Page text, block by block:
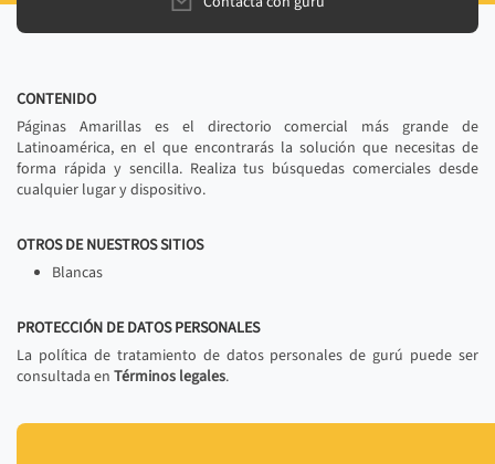
CONTENIDO
Páginas Amarillas es el directorio comercial más grande de
Latinoamérica, en el que encontrarás la solución que necesitas de
forma rápida y sencilla. Realiza tus búsquedas comerciales desde
cualquier lugar y dispositivo.
OTROS DE NUESTROS SITIOS
Blancas
PROTECCIÓN DE DATOS PERSONALES
La política de tratamiento de datos personales de gurú puede ser
consultada en Términos legales.